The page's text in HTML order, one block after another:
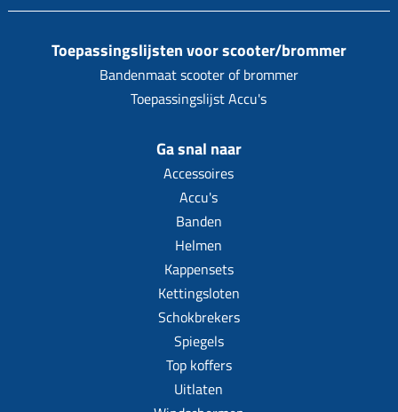
Toepassingslijsten voor scooter/brommer
Bandenmaat scooter of brommer
Toepassingslijst Accu's
Ga snal naar
Accessoires
Accu's
Banden
Helmen
Kappensets
Kettingsloten
Schokbrekers
Spiegels
Top koffers
Uitlaten